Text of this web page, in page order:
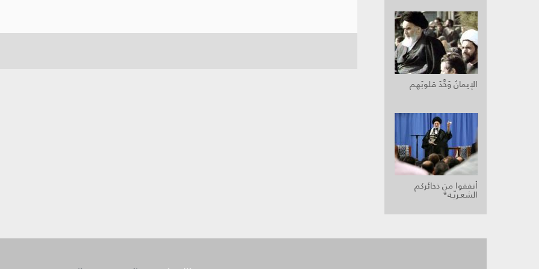
الإيمانُ وَحَّدَ قلوبَهم
أنفقوا من ذخائركم
الشعـريّـة*